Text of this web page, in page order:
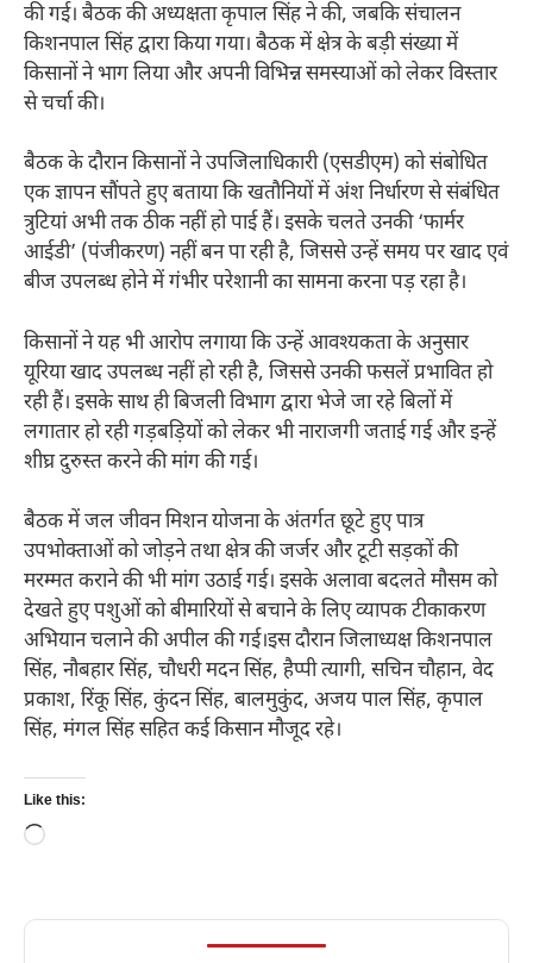
की गई। बैठक की अध्यक्षता कृपाल सिंह ने की, जबकि संचालन
किशनपाल सिंह द्वारा किया गया। बैठक में क्षेत्र के बड़ी संख्या में
किसानों ने भाग लिया और अपनी विभिन्न समस्याओं को लेकर विस्तार
से चर्चा की।
बैठक के दौरान किसानों ने उपजिलाधिकारी (एसडीएम) को संबोधित
एक ज्ञापन सौंपते हुए बताया कि खतौनियों में अंश निर्धारण से संबंधित
त्रुटियां अभी तक ठीक नहीं हो पाई हैं। इसके चलते उनकी ‘फार्मर
आईडी’ (पंजीकरण) नहीं बन पा रही है, जिससे उन्हें समय पर खाद एवं
बीज उपलब्ध होने में गंभीर परेशानी का सामना करना पड़ रहा है।
किसानों ने यह भी आरोप लगाया कि उन्हें आवश्यकता के अनुसार
यूरिया खाद उपलब्ध नहीं हो रही है, जिससे उनकी फसलें प्रभावित हो
रही हैं। इसके साथ ही बिजली विभाग द्वारा भेजे जा रहे बिलों में
लगातार हो रही गड़बड़ियों को लेकर भी नाराजगी जताई गई और इन्हें
शीघ्र दुरुस्त करने की मांग की गई।
बैठक में जल जीवन मिशन योजना के अंतर्गत छूटे हुए पात्र
उपभोक्ताओं को जोड़ने तथा क्षेत्र की जर्जर और टूटी सड़कों की
मरम्मत कराने की भी मांग उठाई गई। इसके अलावा बदलते मौसम को
देखते हुए पशुओं को बीमारियों से बचाने के लिए व्यापक टीकाकरण
अभियान चलाने की अपील की गई।इस दौरान जिलाध्यक्ष किशनपाल
सिंह, नौबहार सिंह, चौधरी मदन सिंह, हैप्पी त्यागी, सचिन चौहान, वेद
प्रकाश, रिंकू सिंह, कुंदन सिंह, बालमुकुंद, अजय पाल सिंह, कृपाल
सिंह, मंगल सिंह सहित कई किसान मौजूद रहे।
Like this:
Loading…